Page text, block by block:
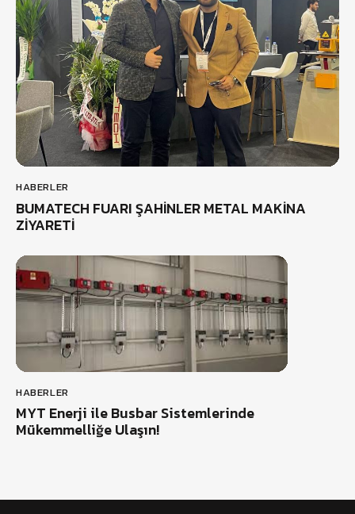
HABERLER
BUMATECH FUARI ŞAHİNLER METAL MAKİNA
ZİYARETİ
HABERLER
MYT Enerji ile Busbar Sistemlerinde
Mükemmelliğe Ulaşın!